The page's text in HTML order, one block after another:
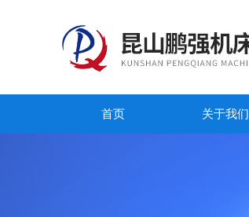
首页 关于我们